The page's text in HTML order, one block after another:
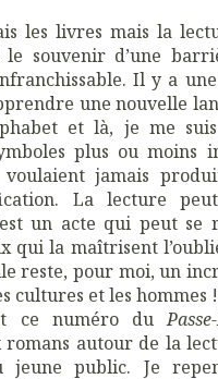
les livres mais la
souvenir d’une
Il y a une
une nouvelle
et là, je me
plus ou moins
voulaient jamais
La lecture
un acte qui peut
qui la maîtrisent
reste, pour moi, un
cultures et les hommes !
ce numéro du
romans autour de la
jeune public. Je